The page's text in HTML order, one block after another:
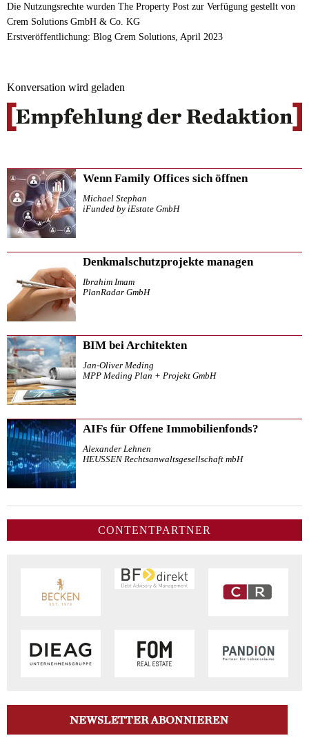
Die Nutzungsrechte wurden The Property Post zur Verfügung gestellt von
Crem Solutions GmbH & Co. KG
Erstveröffentlichung: Blog Crem Solutions, April 2023
Konversation wird geladen
Wenn Family Offices sich öffnen
Michael Stephan
iFunded by iEstate GmbH
Denkmalschutzprojekte managen
Ibrahim Imam
PlanRadar GmbH
BIM bei Architekten
Jan-Oliver Meding
MPP Meding Plan + Projekt GmbH
AIFs für Offene Immobilienfonds?
Alexander Lehnen
HEUSSEN Rechtsanwaltsgesellschaft mbH
CONTENTPARTNER